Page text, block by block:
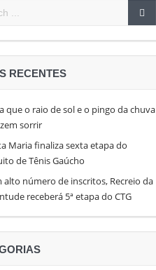
RECENTES
que o raio de sol e o pingo da chuva
sorrir
Maria finaliza sexta etapa do
de Tênis Gaúcho
alto número de inscritos, Recreio da
receberá 5ª etapa do CTG